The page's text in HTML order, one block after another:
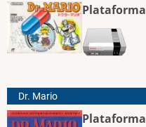
Plataforma
Dr. Mario
Plataforma